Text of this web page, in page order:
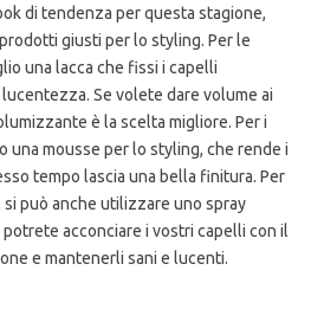
di tendenza per questa stagione,
giusti per lo styling. Per le
una lacca che fissi i capelli
Se volete dare volume ai
è la scelta migliore. Per i
una mousse per lo styling, che rende i
tempo lascia una bella finitura. Per
può anche utilizzare uno spray
acconciare i vostri capelli con il
e mantenerli sani e lucenti.